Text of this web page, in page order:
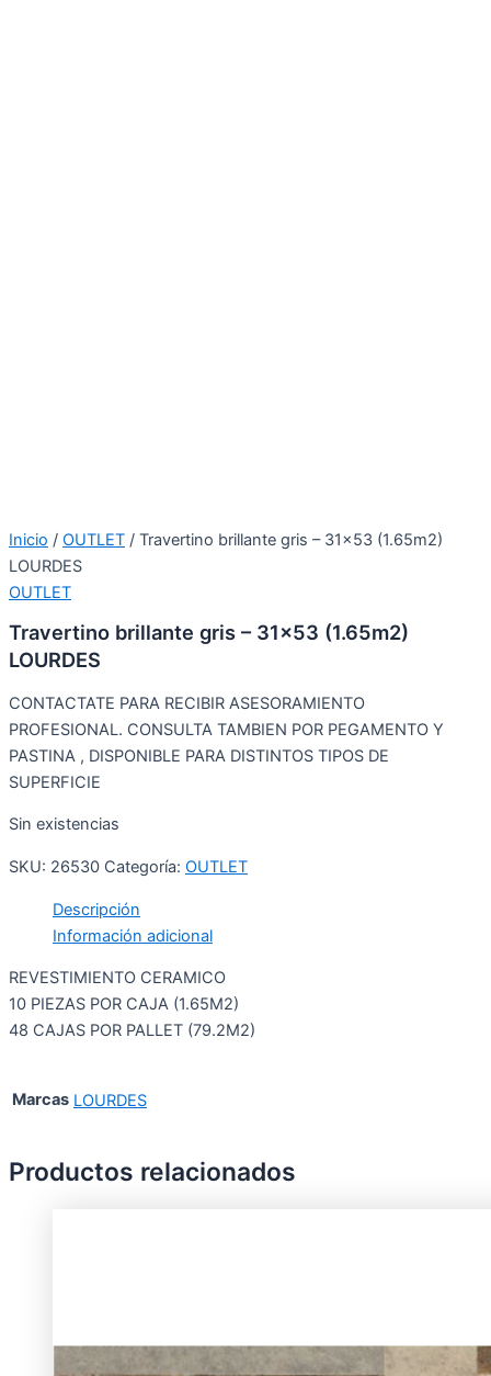
Inicio / OUTLET / Travertino brillante gris – 31×53 (1.65m2)
LOURDES
OUTLET
Travertino brillante gris – 31×53 (1.65m2)
LOURDES
CONTACTATE PARA RECIBIR ASESORAMIENTO
PROFESIONAL. CONSULTA TAMBIEN POR PEGAMENTO Y
PASTINA , DISPONIBLE PARA DISTINTOS TIPOS DE
SUPERFICIE
Sin existencias
SKU: 26530 Categoría: OUTLET
Descripción
Información adicional
REVESTIMIENTO CERAMICO
10 PIEZAS POR CAJA (1.65M2)
48 CAJAS POR PALLET (79.2M2)
Marcas LOURDES
Productos relacionados